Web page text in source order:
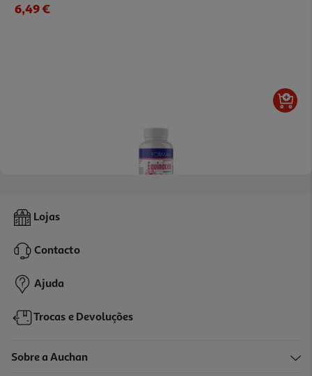
6,49 €
Suplemento Forma+ Equinácea E Propólis 60 Comp
3,49 €
Lojas
Contacto
Ajuda
Trocas e Devoluções
Sobre a Auchan